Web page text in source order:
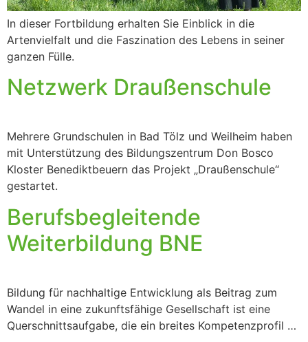
In dieser Fortbildung erhalten Sie Einblick in die
Artenvielfalt und die Faszination des Lebens in seiner
ganzen Fülle.
Netzwerk Draußenschule
Mehrere Grundschulen in Bad Tölz und Weilheim haben
mit Unterstützung des Bildungszentrum Don Bosco
Kloster Benediktbeuern das Projekt „Draußenschule“
gestartet.
Berufsbegleitende
Weiterbildung BNE
Bildung für nachhaltige Entwicklung als Beitrag zum
Wandel in eine zukunftsfähige Gesellschaft ist eine
Querschnittsaufgabe, die ein breites Kompetenzprofil …